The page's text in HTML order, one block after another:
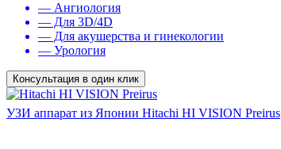
— Ангиология
— Для 3D/4D
— Для акушерства и гинекологии
— Урология
Консультация в один клик
УЗИ аппарат из Японии Hitachi HI VISION Preirus